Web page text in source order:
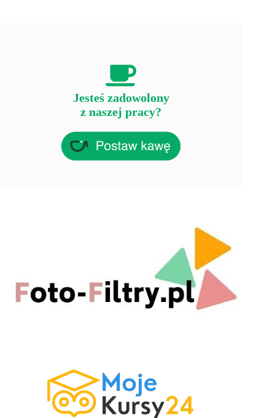
Jesteś zadowolony
z naszej pracy?